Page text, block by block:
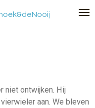
niet ontwijken. Hij
aan. We bleven